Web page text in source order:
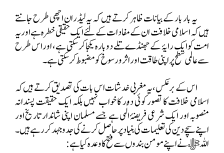
یہ بار بار کے بیانات ظاہر کرتے ہیں کہ یہ لیڈران اچھی طرح جانتے
ہیں کہ اسلامی خلافت ان کے مفادات کے لئے ایک حقیقی خطرہ ہے اور یہ
امت کو ایک رایۂ کے جھنڈے تلے دوبارہ یکجا کر سکتی ہے، اور اس طرح
سے عالمی سطح پر اپنی طاقت اور اثر و رسوخ کو مضبوط کر سکتی ہے۔
اس کے برعکس، یہ مغربی خدشات اس بات کی تصدیق کرتے ہیں کہ
اسلامی خلافت کا تصور کوئی دور کا خواب نہیں بلکہ ایک حقیقت پسندانہ
منصوبہ اور ایک شرعی فریضۂ الٰہی ہے جسے مسلمان اپنی شاندار تاریخ اور
اپنے سچے دین کی تعلیمات کی بنیاد پر حاصل کرنے کی جدوجہد کر رہے ہیں۔
اللہ ﷻ نے اپنے مومن بندوں سے فتح کا وعدہ کیا ہے: